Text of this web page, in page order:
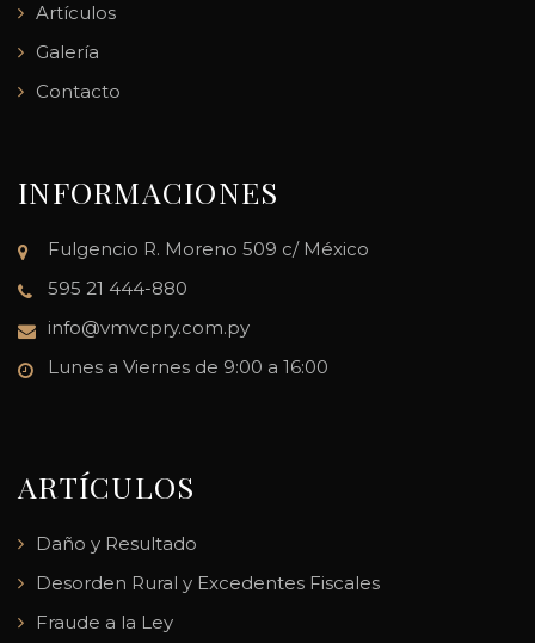
Artículos
Galería
Contacto
INFORMACIONES
Fulgencio R. Moreno 509 c/ México
595 21 444-880
info@vmvcpry.com.py
Lunes a Viernes de 9:00 a 16:00
ARTÍCULOS
Daño y Resultado
Desorden Rural y Excedentes Fiscales
Fraude a la Ley